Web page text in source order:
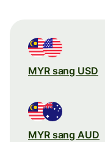
MYR sang USD
MYR sang AUD